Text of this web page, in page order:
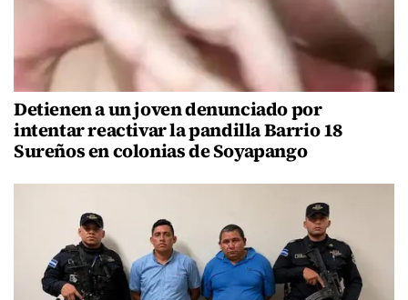
Detienen a un joven denunciado por
intentar reactivar la pandilla Barrio 18
Sureños en colonias de Soyapango